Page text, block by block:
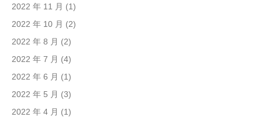
2022 年 11 月 (1)
2022 年 10 月 (2)
2022 年 8 月 (2)
2022 年 7 月 (4)
2022 年 6 月 (1)
2022 年 5 月 (3)
2022 年 4 月 (1)